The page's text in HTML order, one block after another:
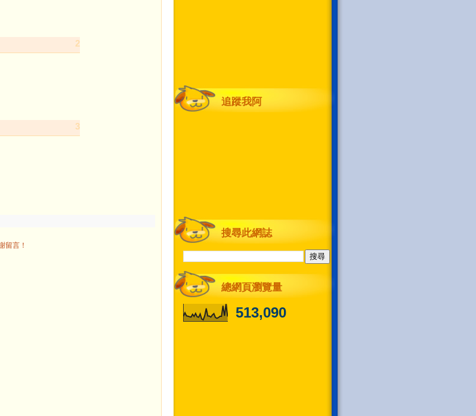
2
3
留言！
追蹤我阿
搜尋此網誌
總網頁瀏覽量
513,090